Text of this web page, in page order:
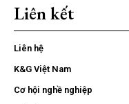
Liên kết
Liên hệ
K&G Việt Nam
Cơ hội nghề nghiệp